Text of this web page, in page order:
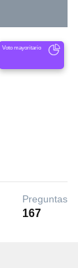
Voto mayoritario
Preguntas
167